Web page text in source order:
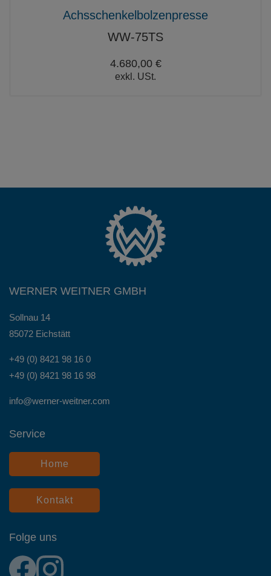
Achsschenkelbolzenpresse
WW-75TS
4.680,00 €
exkl. USt.
WERNER WEITNER GMBH
Sollnau 14
85072 Eichstätt
+49 (0) 8421 98 16 0
+49 (0) 8421 98 16 98
info@werner-weitner.com
Service
Home
Kontakt
Folge uns